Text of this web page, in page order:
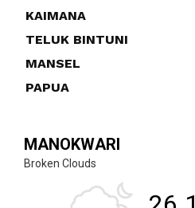
KAIMANA
TELUK BINTUNI
MANSEL
PAPUA
MANOKWARI
Broken Clouds